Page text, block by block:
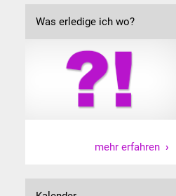
Was erledige ich wo?
mehr erfahren